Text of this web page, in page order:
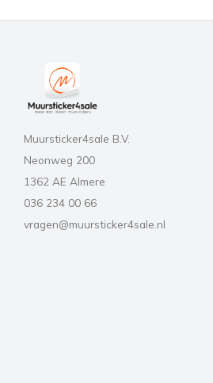
Muursticker4sale B.V.
Neonweg 200
1362 AE Almere
036 234 00 66
vragen@muursticker4sale.nl